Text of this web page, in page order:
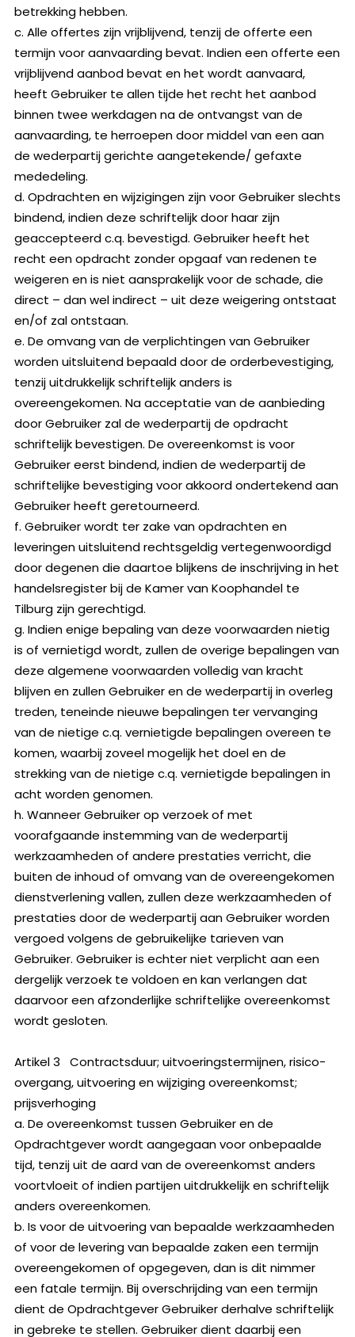
betrekking hebben.
c. Alle offertes zijn vrijblijvend, tenzij de offerte een
termijn voor aanvaarding bevat. Indien een offerte een
vrijblijvend aanbod bevat en het wordt aanvaard,
heeft Gebruiker te allen tijde het recht het aanbod
binnen twee werkdagen na de ontvangst van de
aanvaarding, te herroepen door middel van een aan
de wederpartij gerichte aangetekende/ gefaxte
mededeling.
d. Opdrachten en wijzigingen zijn voor Gebruiker slechts
bindend, indien deze schriftelijk door haar zijn
geaccepteerd c.q. bevestigd. Gebruiker heeft het
recht een opdracht zonder opgaaf van redenen te
weigeren en is niet aansprakelijk voor de schade, die
direct – dan wel indirect – uit deze weigering ontstaat
en/of zal ontstaan.
e. De omvang van de verplichtingen van Gebruiker
worden uitsluitend bepaald door de orderbevestiging,
tenzij uitdrukkelijk schriftelijk anders is
overeengekomen. Na acceptatie van de aanbieding
door Gebruiker zal de wederpartij de opdracht
schriftelijk bevestigen. De overeenkomst is voor
Gebruiker eerst bindend, indien de wederpartij de
schriftelijke bevestiging voor akkoord ondertekend aan
Gebruiker heeft geretourneerd.
f. Gebruiker wordt ter zake van opdrachten en
leveringen uitsluitend rechtsgeldig vertegenwoordigd
door degenen die daartoe blijkens de inschrijving in het
handelsregister bij de Kamer van Koophandel te
Tilburg zijn gerechtigd.
g. Indien enige bepaling van deze voorwaarden nietig
is of vernietigd wordt, zullen de overige bepalingen van
deze algemene voorwaarden volledig van kracht
blijven en zullen Gebruiker en de wederpartij in overleg
treden, teneinde nieuwe bepalingen ter vervanging
van de nietige c.q. vernietigde bepalingen overeen te
komen, waarbij zoveel mogelijk het doel en de
strekking van de nietige c.q. vernietigde bepalingen in
acht worden genomen.
h. Wanneer Gebruiker op verzoek of met
voorafgaande instemming van de wederpartij
werkzaamheden of andere prestaties verricht, die
buiten de inhoud of omvang van de overeengekomen
dienstverlening vallen, zullen deze werkzaamheden of
prestaties door de wederpartij aan Gebruiker worden
vergoed volgens de gebruikelijke tarieven van
Gebruiker. Gebruiker is echter niet verplicht aan een
dergelijk verzoek te voldoen en kan verlangen dat
daarvoor een afzonderlijke schriftelijke overeenkomst
wordt gesloten.
Artikel 3 Contractsduur; uitvoeringstermijnen, risico-
overgang, uitvoering en wijziging overeenkomst;
prijsverhoging
a. De overeenkomst tussen Gebruiker en de
Opdrachtgever wordt aangegaan voor onbepaalde
tijd, tenzij uit de aard van de overeenkomst anders
voortvloeit of indien partijen uitdrukkelijk en schriftelijk
anders overeenkomen.
b. Is voor de uitvoering van bepaalde werkzaamheden
of voor de levering van bepaalde zaken een termijn
overeengekomen of opgegeven, dan is dit nimmer
een fatale termijn. Bij overschrijding van een termijn
dient de Opdrachtgever Gebruiker derhalve schriftelijk
in gebreke te stellen. Gebruiker dient daarbij een